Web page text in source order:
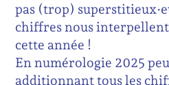
pas (trop)
chiffres nous
cette année !
En numérologie 2025
additionnant tous les